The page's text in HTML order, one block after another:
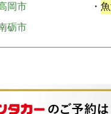
岡市 ・
砺市